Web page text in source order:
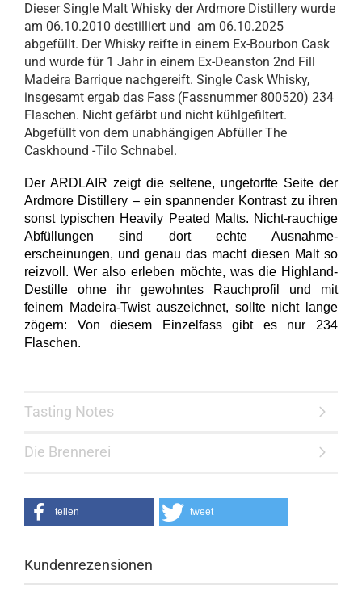
Dieser Single Malt Whisky der Ardmore Distillery wurde
am 06.10.2010 destilliert und am 06.10.2025
abgefüllt. Der Whisky reifte in einem Ex-Bourbon Cask
und wurde für 1 Jahr in einem Ex-Deanston 2nd Fill
Madeira Barrique nachgereift. Single Cask Whisky,
insgesamt ergab das Fass (Fassnummer 800520) 234
Flaschen. Nicht gefärbt und nicht kühlgefiltert.
Abgefüllt von dem unabhängigen Abfüller The
Caskhound -Tilo Schnabel.
Der ARDLAIR zeigt die seltene, ungetorfte Seite der
Ardmore Distillery – einspannender Kontrastzu ihren
sonst typischen Heavily Peated Malts. Nicht-rauchige
Abfüllungen sind dort echte Ausnahme-
erscheinungen, und genau das macht diesen Malt so
reizvoll. Wer also erleben möchte, was die Highland-
Destille ohne ihr gewohntes Rauchprofil und mit
feinem Madeira-Twist auszeichnet, sollte nicht lange
zögern: Von diesem Einzelfass gibt es nur 234
Flaschen.
Tasting Notes
Die Brennerei
teilen tweet
Kundenrezensionen